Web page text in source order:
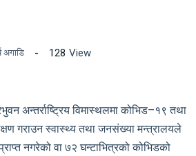
अगाडि 128 View
अन्तर्राष्ट्रिय विमास्थलमा कोभिड–१९ तथा
गराउन स्वास्थ्य तथा जनसंख्या मन्त्रालयले
नगरेको वा ७२ घन्टाभित्रको कोभिडको